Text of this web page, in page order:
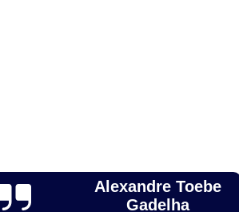
Silvestres
Odontologia para Cachorro
Odontologia para Cachorro São Paulo
Leticia Zague